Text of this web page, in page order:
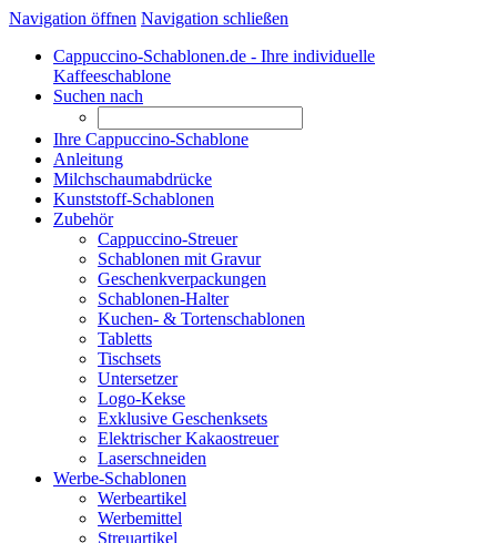
Navigation öffnen Navigation schließen
Cappuccino-Schablonen.de - Ihre individuelle
Kaffeeschablone
Suchen nach
Ihre Cappuccino-Schablone
Anleitung
Milchschaumabdrücke
Kunststoff-Schablonen
Zubehör
Cappuccino-Streuer
Schablonen mit Gravur
Geschenkverpackungen
Schablonen-Halter
Kuchen- & Tortenschablonen
Tabletts
Tischsets
Untersetzer
Logo-Kekse
Exklusive Geschenksets
Elektrischer Kakaostreuer
Laserschneiden
Werbe-Schablonen
Werbeartikel
Werbemittel
Streuartikel